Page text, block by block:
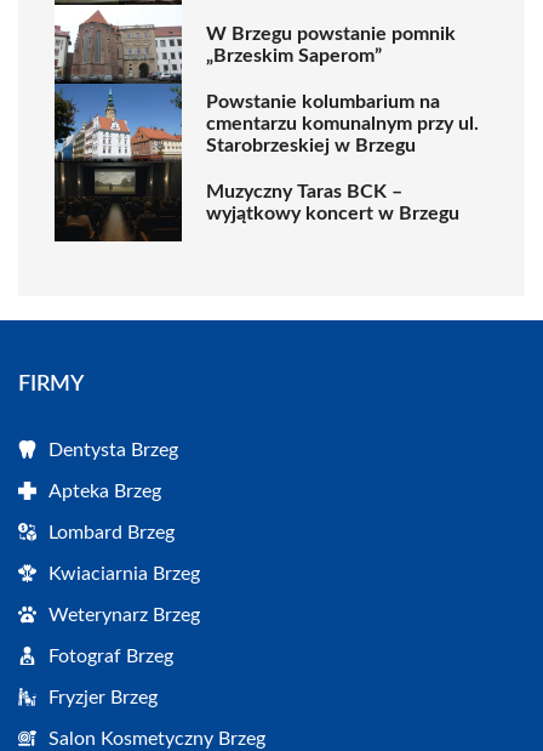
W Brzegu powstanie pomnik
„Brzeskim Saperom”
Powstanie kolumbarium na
cmentarzu komunalnym przy ul.
Starobrzeskiej w Brzegu
Muzyczny Taras BCK –
wyjątkowy koncert w Brzegu
FIRMY
Dentysta Brzeg
Apteka Brzeg
Lombard Brzeg
Kwiaciarnia Brzeg
Weterynarz Brzeg
Fotograf Brzeg
Fryzjer Brzeg
Salon Kosmetyczny Brzeg